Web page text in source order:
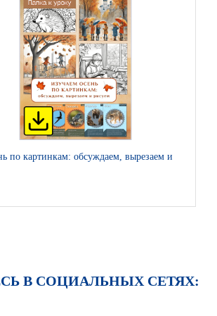
по картинкам: обсуждаем, вырезаем и рисуем
В СОЦИАЛЬНЫХ СЕТЯХ: